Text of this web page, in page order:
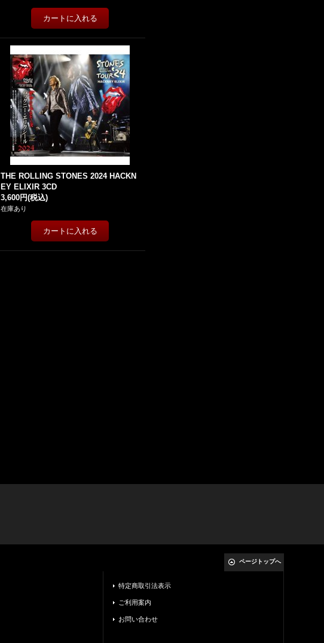
THE ROLLING STONES 2024 HACKN
EY ELIXIR 3CD
3,600円(税込)
在庫あり
ページトップへ
特定商取引法表示
ご利用案内
お問い合わせ